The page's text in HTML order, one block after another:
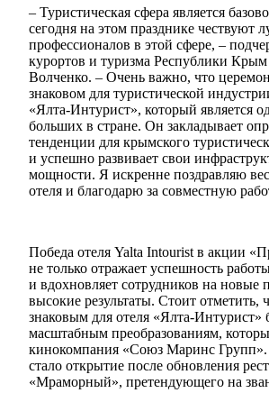
– Туристическая сфера является
сегодня на этом празднике чествуют
профессионалов в этой сфере, –
курортов и туризма Республики
Волченко. – Очень важно, что
знаковом для туристической
«Ялта-Интурист», который является
больших в стране. Он закладывает
тенденции для крымского
и успешно развивает свои
мощности. Я искренне поздравляю
отеля и благодарю за совместную
Победа отеля Yalta Intourist в акции
не только отражает успешность
и вдохновляет сотрудников на новые
высокие результаты. Стоит отметить,
знаковым для отеля «Ялта-Интурист»
масштабным преобразованиям,
кинокомпания «Союз Маринс
стало открытие после обновления
«Мраморный», претендующего на